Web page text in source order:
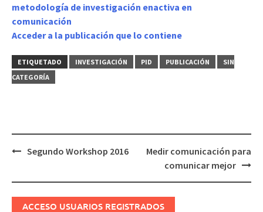
metodología de investigación enactiva en
comunicación
Acceder a la publicación que lo contiene
ETIQUETADO INVESTIGACIÓN PID PUBLICACIÓN
SIN
CATEGORÍA
Navegación
Segundo Workshop 2016
Medir comunicación para
comunicar mejor
ACCESO USUARIOS REGISTRADOS